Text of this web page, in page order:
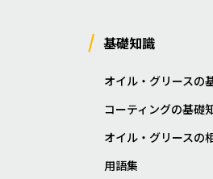
基礎知識
オイル・グリースの
コーティングの基礎
オイル・グリースの
用語集